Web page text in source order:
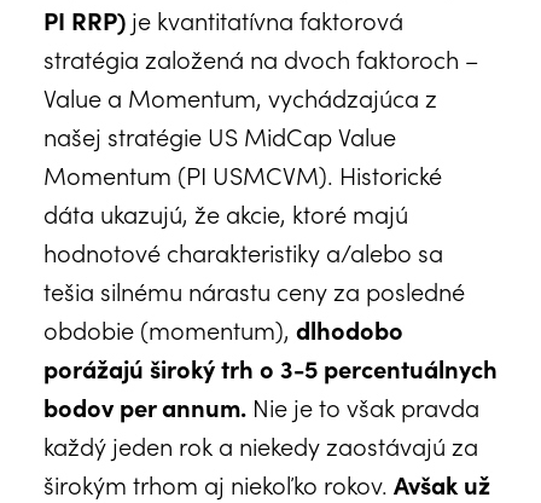
PI RRP) je kvantitatívna faktorová
stratégia založená na dvoch faktoroch –
Value a Momentum, vychádzajúca z
našej stratégie US MidCap Value
Momentum (PI USMCVM). Historické
dáta ukazujú, že akcie, ktoré majú
hodnotové charakteristiky a/alebo sa
tešia silnému nárastu ceny za posledné
obdobie (momentum), dlhodobo
porážajú široký trh o 3-5 percentuálnych
bodov per annum. Nie je to však pravda
každý jeden rok a niekedy zaostávajú za
širokým trhom aj niekoľko rokov. Avšak už